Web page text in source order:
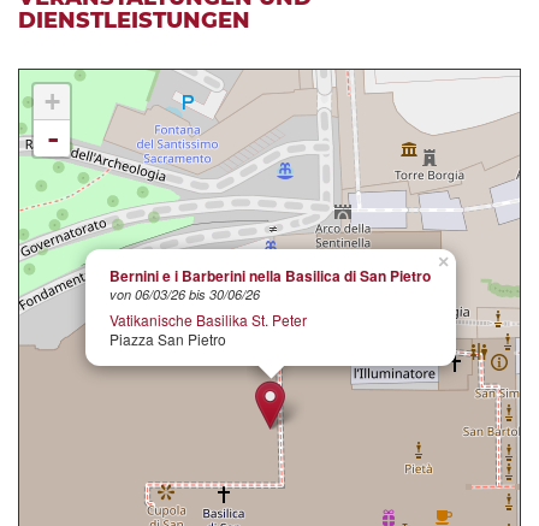
DIENSTLEISTUNGEN
×
Bernini e i Barberini nella Basilica di San Pietro
von 06/03/26 bis 30/06/26
Vatikanische Basilika St. Peter
Piazza San Pietro
+
-